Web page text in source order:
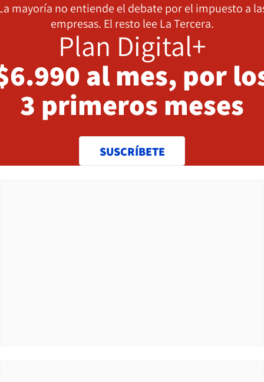
mayoría no entiende el debate por el impuesto a
empresas. El resto lee La Tercera.
Plan Digital+
al mes, por
3 primeros meses
SUSCRÍBETE